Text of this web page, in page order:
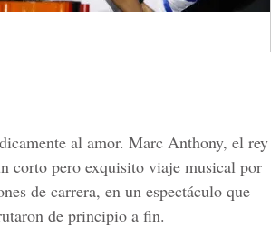
al amor. Marc Anthony, el rey
corto pero exquisito viaje musical por
de carrera, en un espectáculo que
de principio a fin.